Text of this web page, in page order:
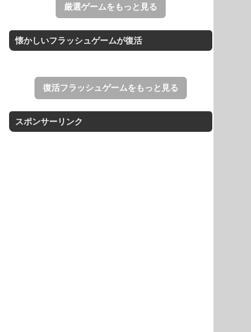
ム。
王国を構築していく放置系のシミュレ
厳選ゲームをもっと見る
懐かしいフラッシュゲームが復活
復活フラッシュゲームをもっと見る
スポンサーリンク